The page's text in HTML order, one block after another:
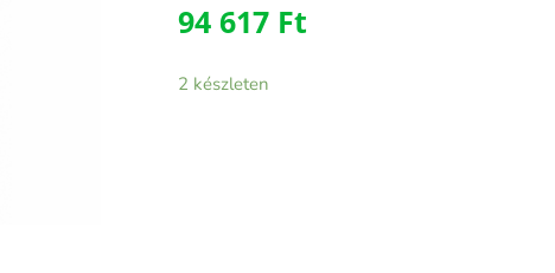
94 617 Ft
2 készleten